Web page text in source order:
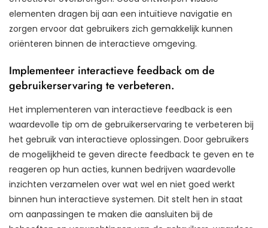
elementen dragen bij aan een intuïtieve navigatie en
zorgen ervoor dat gebruikers zich gemakkelijk kunnen
oriënteren binnen de interactieve omgeving.
Implementeer interactieve feedback om de
gebruikerservaring te verbeteren.
Het implementeren van interactieve feedback is een
waardevolle tip om de gebruikerservaring te verbeteren bij
het gebruik van interactieve oplossingen. Door gebruikers
de mogelijkheid te geven directe feedback te geven en te
reageren op hun acties, kunnen bedrijven waardevolle
inzichten verzamelen over wat wel en niet goed werkt
binnen hun interactieve systemen. Dit stelt hen in staat
om aanpassingen te maken die aansluiten bij de